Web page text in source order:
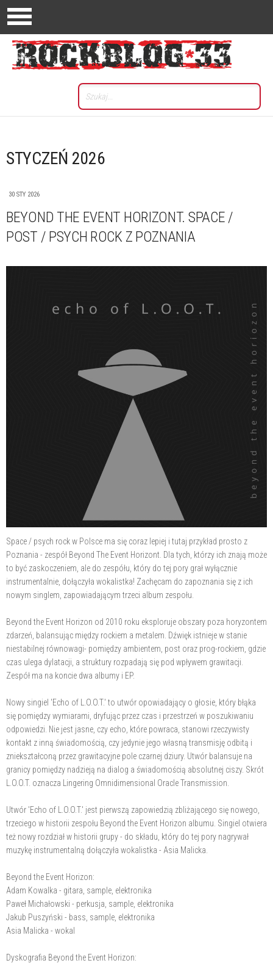
STYCZEŃ 2026
30 STY 2026
BEYOND THE EVENT HORIZONT. SPACE /
POST / PSYCH ROCK Z POZNANIA
Space / psych rock w Polsce ma się coraz lepiej i tutaj przykład prosto z
Poznania - zespół Beyond The Event Horizont. Dla tych, którzy ich znają może
to być zaskoczeniem, ale do zespółu, który do tej pory grał wyłącznie
instrumentalnie, dołączyła wokalistka! Zachęcam do zapoznania się z ich
nowym singlem, zapowiadającym trzeci album zespołu.
Beyond the Event Horizon od 2010 roku eksploruje obszary poza horyzontem
zdarzeń, balansując między rockiem a metalem. Dźwięk istnieje w stanie
niestabilnej równowagi- pomiędzy ambientem, post oraz prog-rockiem, gdzie
czas ulega dylatacji, a struktury rozpadają się pod wpływem grawitacji.
Zespół ma na koncie dwa albumy i EP.
Nowy singiel 'Echo of L.O.O.T.' to utwór opowiadający o głosie, który błąka
się pomiędzy wymiarami, dryfując przez czas i przestrzeń w poszukiwaniu
odpowiedzi. Nie jest jasne, czy echo, które powraca, stanowi rzeczywisty
kontakt z inną świadomością, czy jedynie jego własną transmisję odbitą i
zniekształconą przez grawitacyjne pole czarnej dziury. Utwór balansuje na
granicy pomiędzy nadzieją na dialog a świadomością absolutnej ciszy. Skrót
L.O.O.T. oznacza Lingering Omnidimensional Oracle Transmission.
Utwór 'Echo of L.O.O.T.' jest pierwszą zapowiedzią zbliżającego się nowego,
trzeciego w historii zespołu Beyond the Event Horizon albumu. Singiel otwiera
też nowy rozdział w historii grupy - do składu, który do tej pory nagrywał
muzykę instrumentalną dołączyła wokalistka - Asia Malicka.
Beyond the Event Horizon:
Adam Kowalka - gitara, sample, elektronika
Paweł Michałowski - perkusja, sample, elektronika
Jakub Puszyński - bass, sample, elektronika
Asia Malicka - wokal
Dyskografia Beyond the Event Horizon: